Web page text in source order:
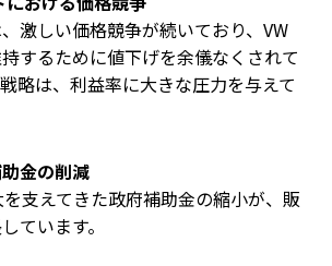
激しい価格競争が続いており、VW
するために値下げを余儀なくされて
略は、利益率に大きな圧力を与えて
金の削減
を支えてきた政府補助金の縮小が、販
ています。